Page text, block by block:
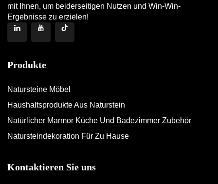
mit Ihnen, um beiderseitigen Nutzen und Win-Win-
Ergebnisse zu erzielen!
Produkte
Natursteine Möbel
Haushaltsprodukte Aus Naturstein
Natürlicher Marmor Küche Und Badezimmer Zubehör
Natursteindekoration Für Zu Hause
Kontaktieren Sie uns